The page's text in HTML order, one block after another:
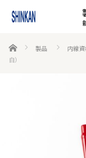
ホーム 製品 内線
白）